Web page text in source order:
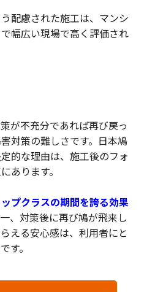
配慮された施工は、マンシ
幅広い現場で高く評価され
が不充分であれば再び戻っ
対策の難しさです。日本鳩
的な理由は、施工後のフォ
あります。
プクラスの期間を誇る効果
、対策後に再び鳩が飛来し
える安心感は、利用者にと
す。